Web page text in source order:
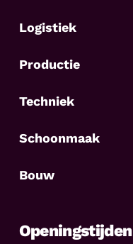
Logistiek
Productie
Techniek
Schoonmaak
Bouw
Openingstijden